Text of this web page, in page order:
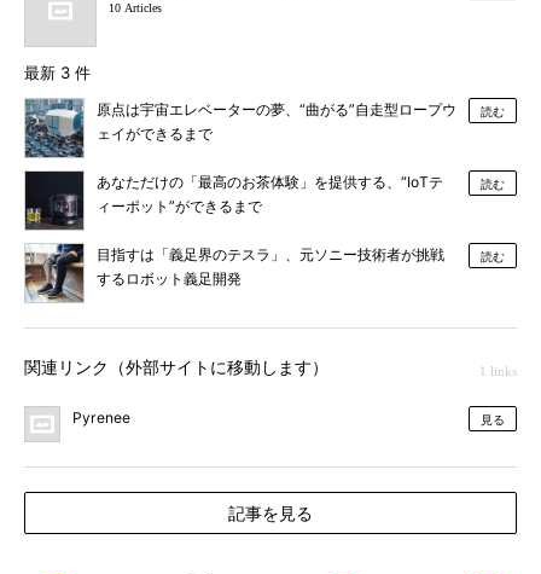
10 Articles
最新 3 件
原点は宇宙エレベーターの夢、“曲がる”自走型ロープウ
ェイができるまで
読む
あなただけの「最高のお茶体験」を提供する、“IoTテ
ィーポット”ができるまで
読む
目指すは「義足界のテスラ」、元ソニー技術者が挑戦
するロボット義足開発
読む
関連リンク（外部サイトに移動します） 1 links
Pyrenee 見る
記事を見る